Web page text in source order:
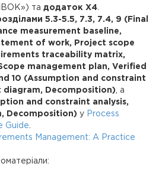
та додаток X4
5.3-5.5, 7.3, 7.4, 9 (Final
measurement baseline,
of work, Project scope
traceability matrix,
management plan, Verified
10 (Assumption and constraint
diagram, Decomposition) , а
and constraint analysis,
Decomposition) у Process
Guide
Management: A Practice